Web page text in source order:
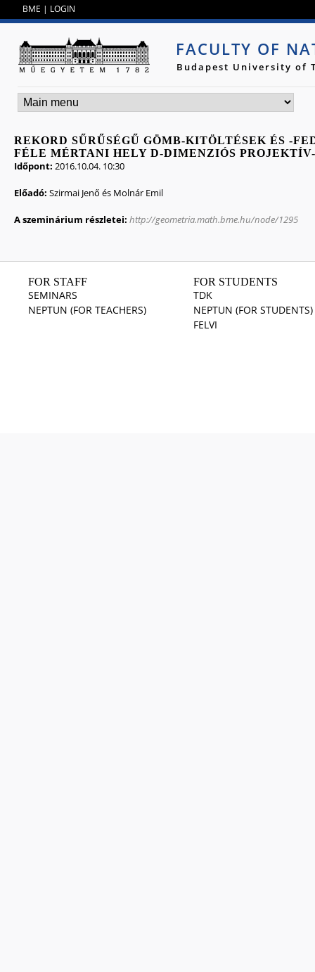
BME | LOGIN
FACULTY OF
Budapest University of
REKORD SŰRŰSÉGŰ GÖMB-KITÖLTÉSEK ÉS -
FÉLE MÉRTANI HELY D-DIMENZIÓS
Időpont: 2016.10.04. 10:30
Előadó: Szirmai Jenő és Molnár Emil
A szeminárium részletei: http://geometria.math.bme.hu/node/1295
FOR STAFF
SEMINARS
NEPTUN (FOR TEACHERS)
FOR STUDENTS
TDK
NEPTUN (FOR STUDENTS)
FELVI